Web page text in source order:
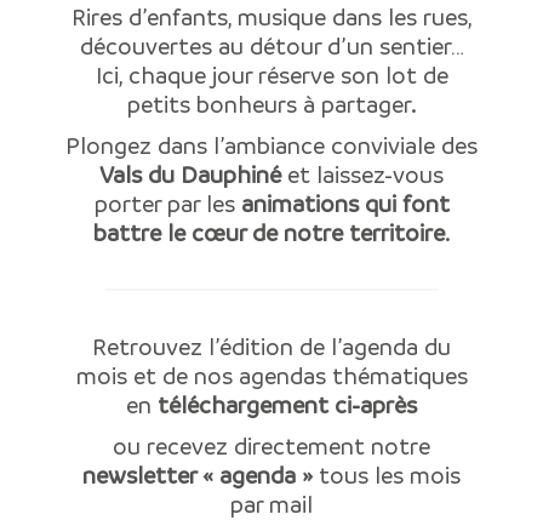
Rires d’enfants, musique dans les rues,
découvertes au détour d’un sentier…
Ici, chaque jour réserve son lot de
petits bonheurs à partager.
Plongez dans l’ambiance conviviale des
Vals du Dauphinéet laissez-vous
porter par les animations qui font
battre le cœur de notre territoire.
Retrouvez l’édition de l’agenda du
mois et de nos agendas thématiques
en téléchargement ci-après
ou recevez directement notre
newsletter « agenda » tous les mois
par mail